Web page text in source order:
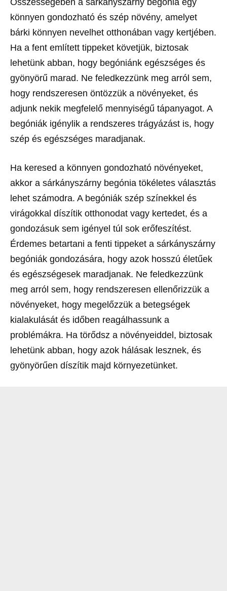
könnyen gondozható és szép növény, amelyet
bárki könnyen nevelhet otthonában vagy kertjében.
Ha a fent említett tippeket követjük, biztosak
lehetünk abban, hogy begóniánk egészséges és
gyönyörű marad. Ne feledkezzünk meg arról sem,
hogy rendszeresen öntözzük a növényeket, és
adjunk nekik megfelelő mennyiségű tápanyagot. A
begóniák igénylik a rendszeres trágyázást is, hogy
szép és egészséges maradjanak.
Ha keresed a könnyen gondozható növényeket,
akkor a sárkányszárny begónia tökéletes választás
lehet számodra. A begóniák szép színekkel és
virágokkal díszítik otthonodat vagy kertedet, és a
gondozásuk sem igényel túl sok erőfeszítést.
Érdemes betartani a fenti tippeket a sárkányszárny
begóniák gondozására, hogy azok hosszú életűek
és egészségesek maradjanak. Ne feledkezzünk
meg arról sem, hogy rendszeresen ellenőrizzük a
növényeket, hogy megelőzzük a betegségek
kialakulását és időben reagálhassunk a
problémákra. Ha törődsz a növényeiddel, biztosak
lehetünk abban, hogy azok hálásak lesznek, és
gyönyörűen díszítik majd környezetünket.